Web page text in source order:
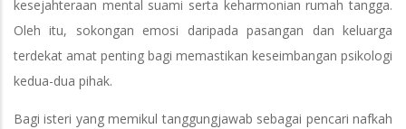
kesejahteraan mental suami serta keharmonian rumah tangga.
Oleh itu, sokongan emosi daripada pasangan dan keluarga
terdekat amat penting bagi memastikan keseimbangan psikologi
kedua-dua pihak.
Bagi isteri yang memikul tanggungjawab sebagai pencari nafkah